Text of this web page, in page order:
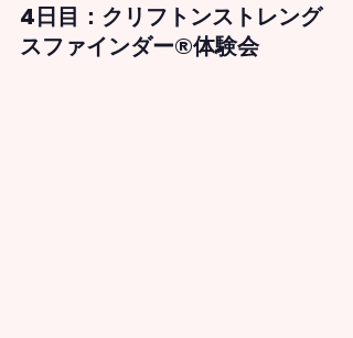
4日目： クリフトンストレング
スファインダー®体験会